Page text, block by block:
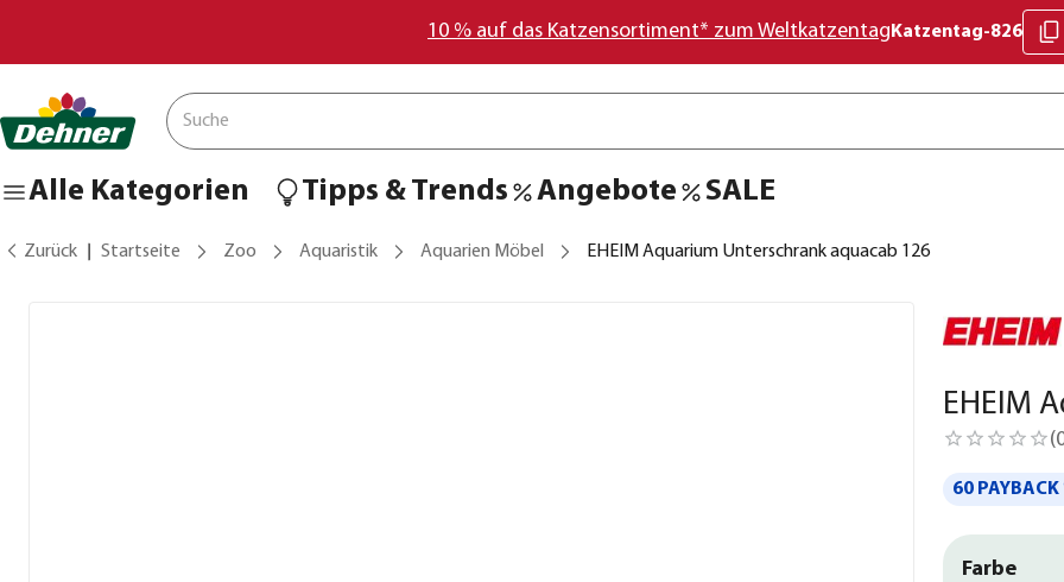
10 % auf das Katzensortiment* zum Weltkatzentag Katzentag-826
Alle Kategorien Tipps & Trends Angebote SALE
Zurück Startseite Zoo Aquaristik Aquarien Möbel EHEIM Aquarium Unterschrank aquacab 126
EHEIM
(
60
Farbe